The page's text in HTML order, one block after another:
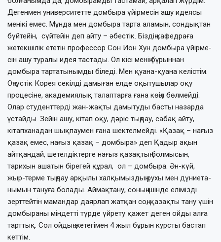
Дегенмен универ­си­тетте домбыра үйірмесін ашу идеясы
ме­ні­кі емес. Мұнда мен домбыра тарта ала­мын, сондықтан
бүйтейін, сүйтейін деп айту – әбестік. Біздің кафедраға
жетекшілік ететін про­фессор Сон Ион Хун домбыра үйірме­
сін ашу туралы идея тас­тады. Ол кісі менің бұрыннан
домбыра тартатынымды біледі. Мен қуана-қуана келістім.
Оңтүстік Корея секілді дамыған елде оқытушылар оқу
процесіне, акаде­мия­лық талаптарға ғана көңіл бөлмейді.
Олар студенттерді жан-жақ­ты дамытуды басты назарда
ұстайды. Зейін ашу, кітап оқу, дәріс тыңдау, сабақ айту,
кітапханадан шықпаумен ғана шек­телмейді. «Қазақ – нағыз
қазақ емес, нағыз қа­зақ – домбыра» деп Қадыр ақын
айтқан­дай, шетелдіктерге нағыз қазақтың бол­мысын,
тарихын ашатын бірегей құрал, ол – домбыра. Ән-күй,
жыр-терме тыңдау арқылы халқы­мыз­дың рухы мен дүние­та­
нымын тануға болады. Аймақтану, соның ішінде елімізді
зерттейтін мамандар даяр­лап жатқан соң, қазақты тану үшін
дом­быраны міндетті түрде үйрету қажет деген ойды алға
тарт­тық. Сол ойдың жетегімен 4 жыл бұрын курсты бастап
кеттім.